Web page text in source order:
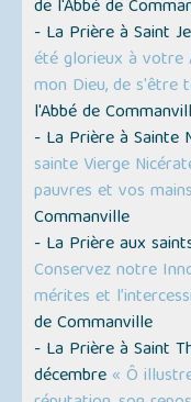
de l'Abbé de
- La Prière à Saint
été glorieux à votre
mon Dieu, de s'être
l'Abbé de
- La Prière à Sainte
sainte Vierge
pauvres et vos
Commanville
- La Prière aux
Conservez notre
mérites et
de Commanville
- La Prière à Saint
décembre « Ô